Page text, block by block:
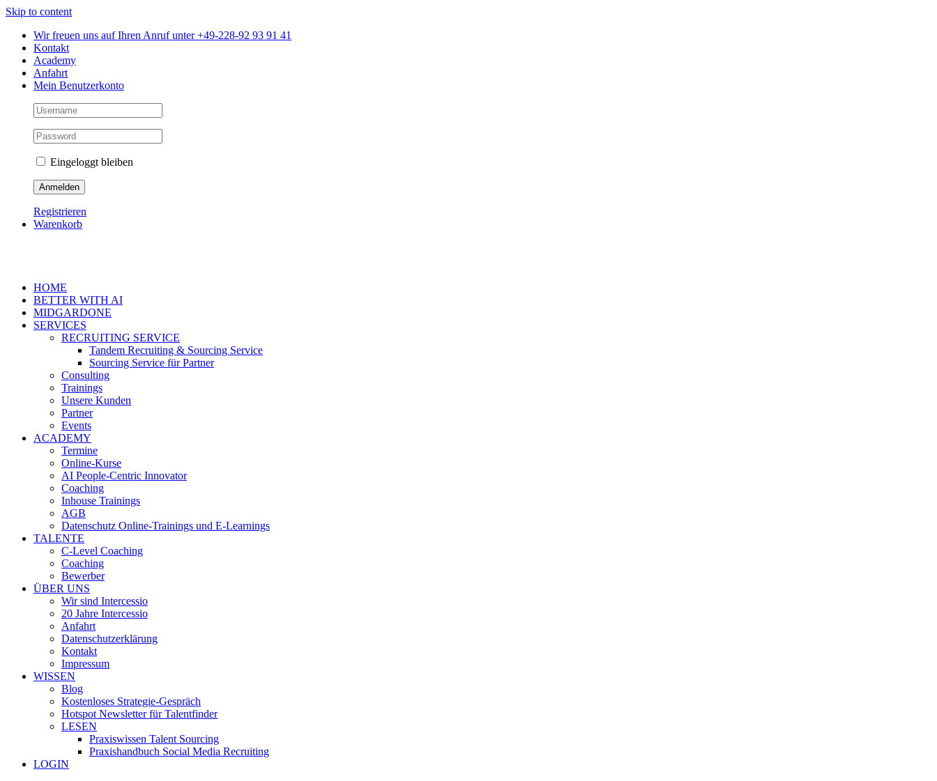
Skip to content
Wir freuen uns auf Ihren Anruf unter +49-228-92 93 91 41
Kontakt
Academy
Anfahrt
Mein Benutzerkonto
Eingeloggt bleiben
Registrieren
Warenkorb
HOME
BETTER WITH AI
MIDGARDONE
SERVICES
RECRUITING SERVICE
Tandem Recruiting & Sourcing Service
Sourcing Service für Partner
Consulting
Trainings
Unsere Kunden
Partner
Events
ACADEMY
Termine
Online-Kurse
AI People-Centric Innovator
Coaching
Inhouse Trainings
AGB
Datenschutz Online-Trainings und E-Learnings
TALENTE
C-Level Coaching
Coaching
Bewerber
ÜBER UNS
Wir sind Intercessio
20 Jahre Intercessio
Anfahrt
Datenschutzerklärung
Kontakt
Impressum
WISSEN
Blog
Kostenloses Strategie-Gespräch
Hotspot Newsletter für Talentfinder
LESEN
Praxiswissen Talent Sourcing
Praxishandbuch Social Media Recruiting
LOGIN